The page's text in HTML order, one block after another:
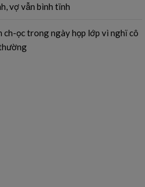
vợ vẫn bình tĩnh
ch-ọc trong ngày họp lớp vì nghĩ cô